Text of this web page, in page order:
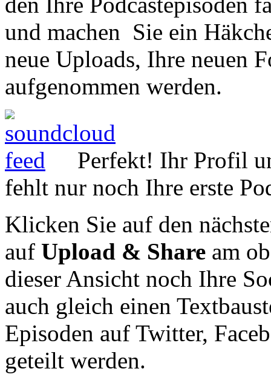
und machen Sie ein
neue Uploads, Ihre neuen
aufgenommen werden.
Perfekt! Ihr Profil
fehlt nur noch Ihre erste
Klicken Sie auf den
auf Upload & Share am
dieser Ansicht noch Ihre
auch gleich einen
Episoden auf Twitter,
geteilt werden.